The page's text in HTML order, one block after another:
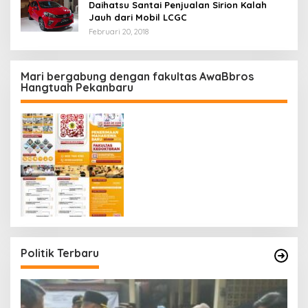
Daihatsu Santai Penjualan Sirion Kalah
Jauh dari Mobil LCGC
Februari 20, 2018
Mari bergabung dengan fakultas AwaBbros
Hangtuah Pekanbaru
Politik Terbaru